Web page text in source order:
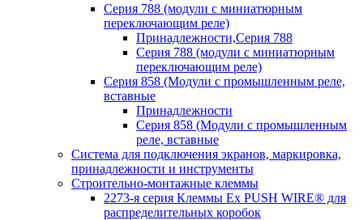
Серия 788 (модули с миниатюрным
переключающим реле)
Принадлежности,Серия 788
Серия 788 (модули с миниатюрным
переключающим реле)
Серия 858 (Модули с промышленным реле,
вставные
Принадлежности
Серия 858 (Модули с промышленным
реле, вставные
Система для подключения экранов, маркировка,
принадлежности и инструменты
Строительно-монтажные клеммы
2273-я серия Клеммы Ex PUSH WIRE® для
распределительных коробок